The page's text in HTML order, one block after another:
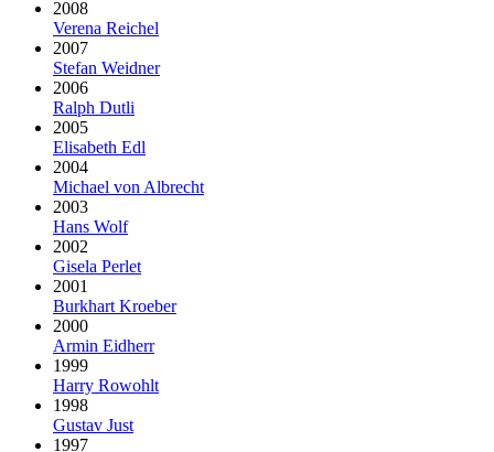
2008
Verena Reichel
2007
Stefan Weidner
2006
Ralph Dutli
2005
Elisabeth Edl
2004
Michael von Albrecht
2003
Hans Wolf
2002
Gisela Perlet
2001
Burkhart Kroeber
2000
Armin Eidherr
1999
Harry Rowohlt
1998
Gustav Just
1997